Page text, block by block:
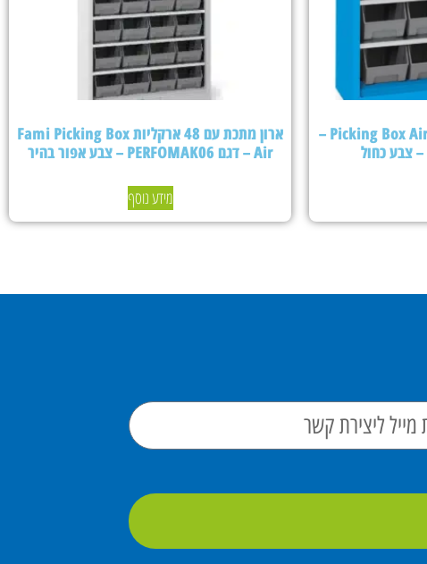
ארון מתכת עם 24 ארקליות Picking Box Air –
ארון מתכת עם 48 ארקליות Fami Picking Box
Air – דגם PERFOMAK06 – צבע אפור בהיר
מידע נוסף